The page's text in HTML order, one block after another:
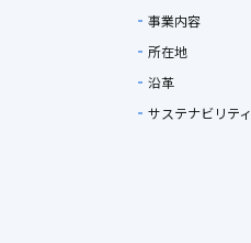
事業内容
所在地
沿革
サステナビリティ